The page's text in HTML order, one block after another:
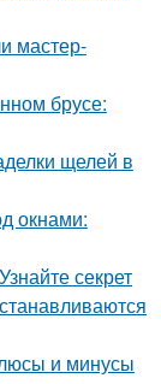
мастер-
брусе:
щелей в
окнами:
секрет
и минусы